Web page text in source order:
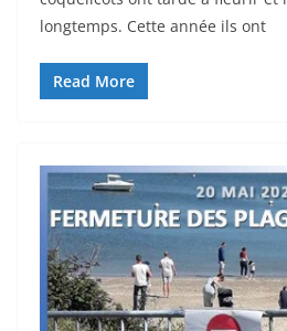
longtemps. Cette année ils ont
Read More